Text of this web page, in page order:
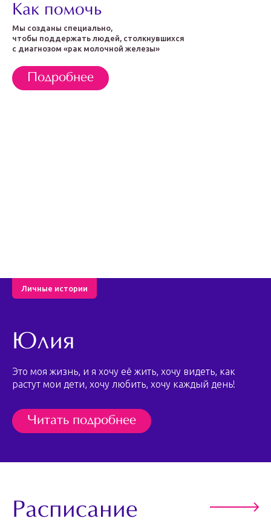
Как помочь
Мы созданы специально,
чтобы поддержать людей, столкнувшихся
с диагнозом «рак молочной железы»
Подробнее
Личные истории
Юлия
Это моя жизнь, и я хочу её жить, хочу видеть, как
растут мои дети, хочу любить, хочу каждый день!
Читать подробнее
Расписание